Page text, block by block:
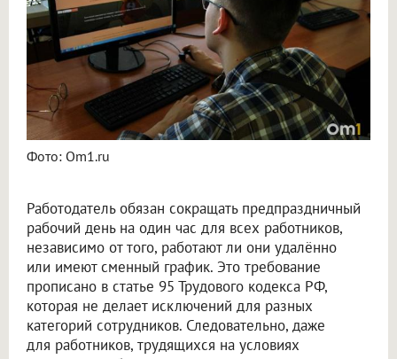
Фото: Om1.ru
Работодатель обязан сокращать предпраздничный
рабочий день на один час для всех работников,
независимо от того, работают ли они удалённо
или имеют сменный график. Это требование
прописано в статье 95 Трудового кодекса РФ,
которая не делает исключений для разных
категорий сотрудников. Следовательно, даже
для работников, трудящихся на условиях